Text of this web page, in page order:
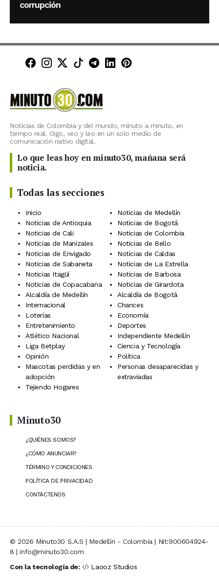
corrupción
Minuto30 en Facebook
Minuto30 en Instagram
Minuto30 en X (Twitter)
Minuto30 en TikTok
Canal de Minuto30 en
Minuto30 en LinkedIn
Minuto30 en
Noticias de Colombia y del mundo, minuto a minuto, en
tiempo real. Oigo, veo y leo en un solo medio de
comunicación nativo digital.
Lo que leas hoy en minuto30, mañana será
noticia.
Todas las secciones
Inicio
Noticias de Medellín
Noticias de Antioquia
Noticias de Bogotá
Noticias de Cali
Noticias de Colombia
Noticias de Manizales
Noticias de Bello
Noticias de Envigado
Noticias de Caldas
Noticias de Sabaneta
Noticias de La Estrella
Noticias Itagüí
Noticias de Barbosa
Noticias de Copacabana
Noticias de Girardota
Alcaldía de Medellín
Alcaldía de Bogotá
Internacional
Chances
Loterías
Economía
Entretenimiento
Deportes
Atlético Nacional
Independiente Medellín
Liga Betplay
Ciencia y Tecnología
Opinión
Política
Mascotas perdidas y en
adopción
Personas desaparecidas y
extraviadas
Tejiendo Hogares
Minuto30
¿QUIÉNES SOMOS?
¿CÓMO ANUNCIAR?
TÉRMINO Y CONDICIONES
POLÍTICA DE PRIVACIDAD
CONTÁCTENOS
© 2026 Minuto30 S.A.S | Medellín - Colombia | Nit:900604924-
8 | info@minuto30.com
Con la tecnología de:
Laooz Studios